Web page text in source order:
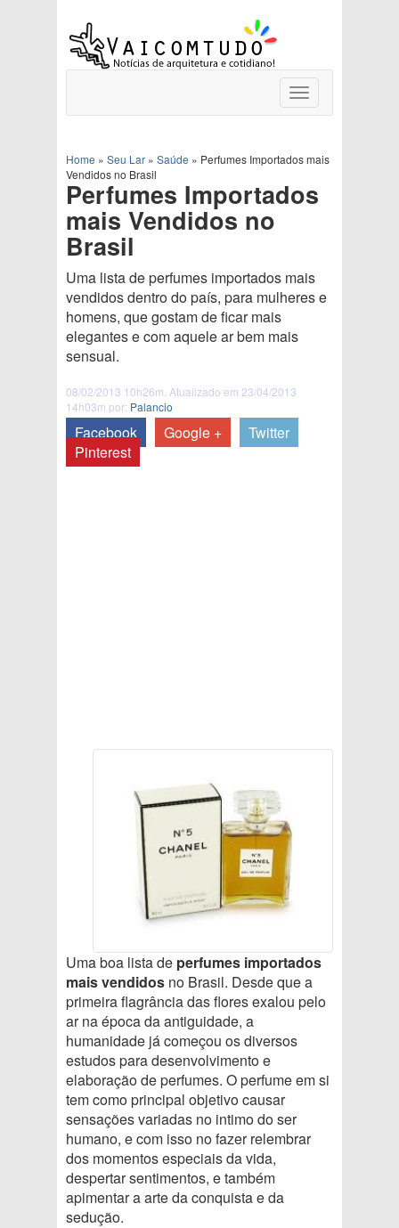
Toggle
navigation
Home » Seu Lar » Saúde » Perfumes Importados mais
Vendidos no Brasil
Perfumes Importados
mais Vendidos no
Brasil
Uma lista de perfumes importados mais
vendidos dentro do país, para mulheres e
homens, que gostam de ficar mais
elegantes e com aquele ar bem mais
sensual.
08/02/2013 10h26m. Atualizado em 23/04/2013
14h03m por: Palancio
Facebook Google +
Twitter
Pinterest
Uma boa lista de perfumes importados
mais vendidos no Brasil. Desde que a
primeira flagrância das flores exalou pelo
ar na época da antiguidade, a
humanidade já começou os diversos
estudos para desenvolvimento e
elaboração de perfumes. O perfume em si
tem como principal objetivo causar
sensações variadas no intimo do ser
humano, e com isso no fazer relembrar
dos momentos especiais da vida,
despertar sentimentos, e também
apimentar a arte da conquista e da
sedução.